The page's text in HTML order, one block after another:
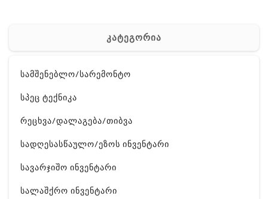
კატეგორია
სამშენებლო/სარემონტო
სპეც ტექნიკა
რეცხვა/დალაგება/თიბვა
სადღესასწაულო/ეზოს ინვენტარი
სავარჯიშო ინვენტარი
სალაშქრო ინვენტარი